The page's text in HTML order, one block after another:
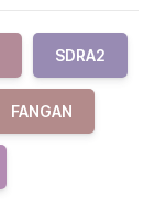
SDRA2
FANGAN